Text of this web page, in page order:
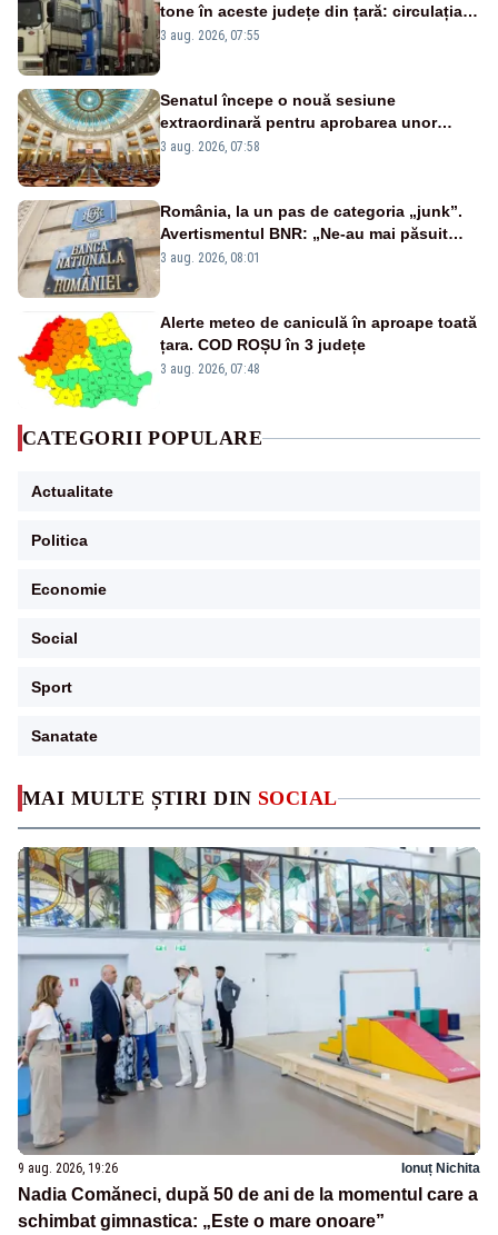
MAI MULTE ȘTIRI DIN SOCIAL
9 aug. 2026, 19:26 Ionuț Nichita
Nadia Comăneci, după 50 de ani de la momentul care a
schimbat gimnastica: „Este o mare onoare”
tone în aceste județe din țară: circulația
este interzisă luni, între orele 12:00 și
3 aug. 2026, 07:55
Senatul începe o nouă sesiune
extraordinară pentru aprobarea unor
jaloane din PNRR
3 aug. 2026, 07:58
România, la un pas de categoria „junk”.
Avertismentul BNR: „Ne-au mai păsuit
pentru câteva luni”
3 aug. 2026, 08:01
Alerte meteo de caniculă în aproape toată
țara. COD ROȘU în 3 județe
3 aug. 2026, 07:48
CATEGORII POPULARE
Actualitate
Politica
Economie
Social
Sport
Sanatate